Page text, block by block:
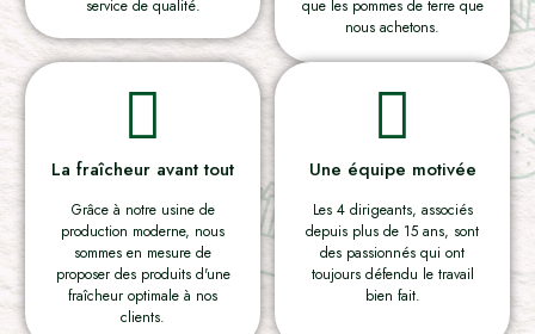
service de qualité.
que les pommes de terre que
nous achetons.
La fraîcheur avant tout
Grâce à notre usine de
production moderne, nous
sommes en mesure de
proposer des produits d'une
fraîcheur optimale à nos
clients.
Une équipe motivée
Les 4 dirigeants, associés
depuis plus de 15 ans, sont
des passionnés qui ont
toujours défendu le travail
bien fait.